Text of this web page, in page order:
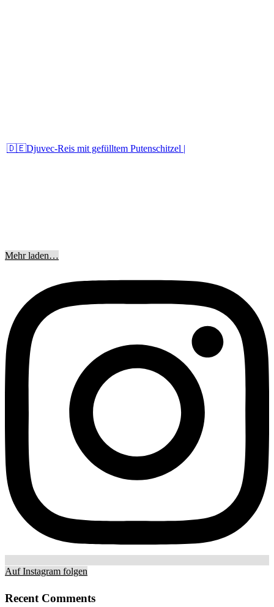
🇩🇪Djuvec-Reis mit gefülltem Putenschitzel |
Mehr laden…
Auf Instagram folgen
Recent Comments